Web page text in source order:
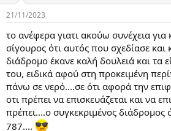
s
21/11/2023
το ανέφερα γιατι ακούω συνέχεια για
σίγουρος ότι αυτός που σχεδίασε και
διάδρομο έκανε καλή δουλειά και τα
του, ειδικά αφού στη προκειμένη
πάνω σε νερό....σε ότι αφορά την
οτι πρέπει να επισκευάζεται και να
πρέπει....ο συγκεκριμένος διάδρομος
787....